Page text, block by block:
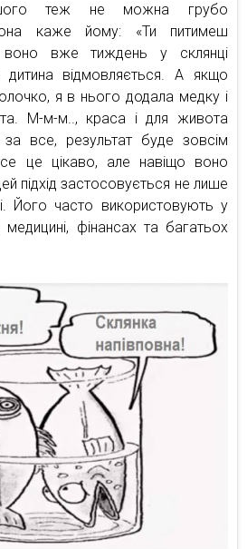
теж не можна грубо
каже йому: «Ти питимеш
вже тиждень у склянці
дитина відмовляється. А якщо
я в нього додала медку і
М-м-м.., краса і для живота
все, результат буде зовсім
це цікаво, але навіщо воно
підхід застосовується не лише
Його часто використовують у
медицині, фінансах та багатьох